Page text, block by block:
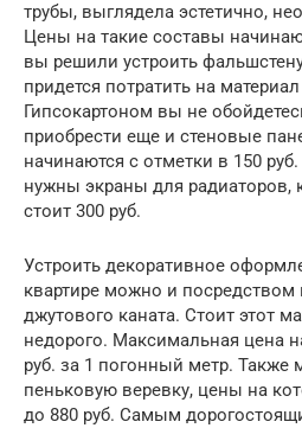
трубы, выглядела эстетично,
Цены на такие составы
вы решили устроить
придется потратить на
Гипсокартоном вы не
приобрести еще и стеновые
начинаются с отметки в 150
нужны экраны для радиаторов,
стоит 300 руб.
Устроить декоративное
квартире можно и посредством
джутового каната. Стоит этот
недорого. Максимальная цена
руб. за 1 погонный метр. Также
пеньковую веревку, цены на
до 880 руб. Самым